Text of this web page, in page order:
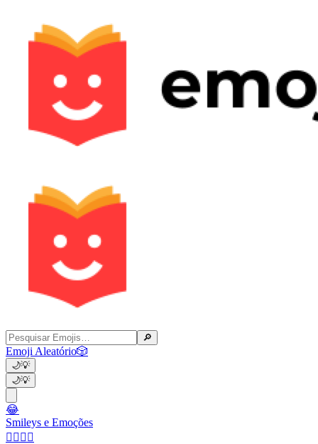
🔎
Emoji Aleatório🎲
🌙💡
🌙💡
😂
Smileys e Emoções
👩‍❤️‍💋‍👨